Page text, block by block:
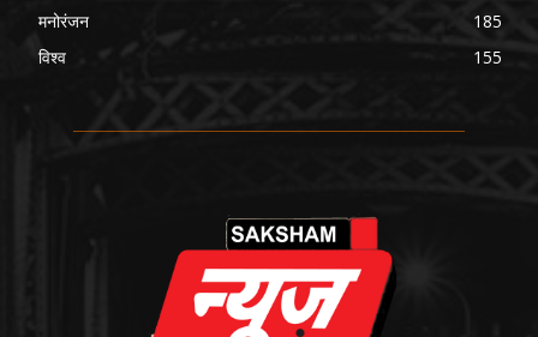
मनोरंजन
185
विश्व
155